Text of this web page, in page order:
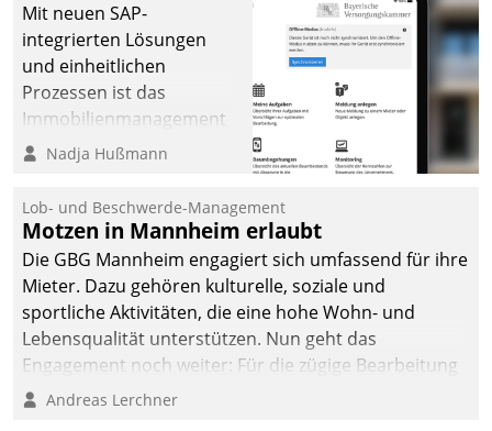
Mit neuen SAP-
integrierten Lösungen
und einheitlichen
Prozessen ist das
Immobilienmanagement
der Bayerischen
Ressort Kapitalanlage für
künftige Aufgaben und
Herausforderungen
gerüstet.
Nadja Hußmann
Lob- und Beschwerde-Management
Motzen in Mannheim erlaubt
Die GBG Mannheim engagiert sich umfassend für ihre
Mieter. Dazu gehören kulturelle, soziale und
sportliche Aktivitäten, die eine hohe Wohn- und
Lebensqualität unterstützen. Nun geht das
Engagement noch weiter: Für die zügige Bearbeitung
von Beschwerden – oder Lob – richtet das
Andreas Lerchner